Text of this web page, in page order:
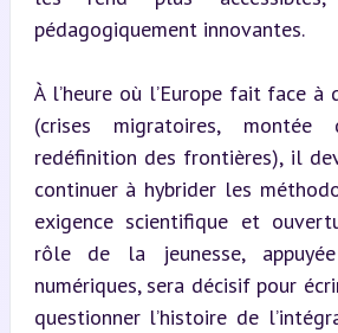
pédagogiquement innovantes.
À l’heure où l’Europe fait face à
(crises migratoires, montée
redéfinition des frontières), il
continuer à hybrider les
exigence scientifique et
rôle de la jeunesse,
numériques, sera décisif pour
questionner l’histoire de